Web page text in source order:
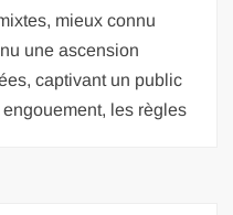
mieux connu
une ascension
captivant un public
les règles